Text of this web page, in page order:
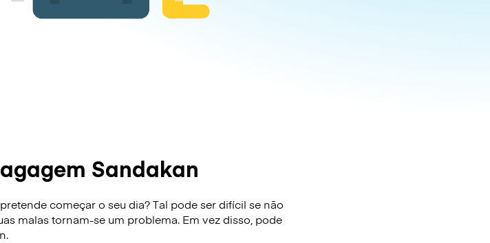
Sandakan
começar o seu dia? Tal pode ser difícil se não
malas tornam-se um problema. Em vez disso, pode